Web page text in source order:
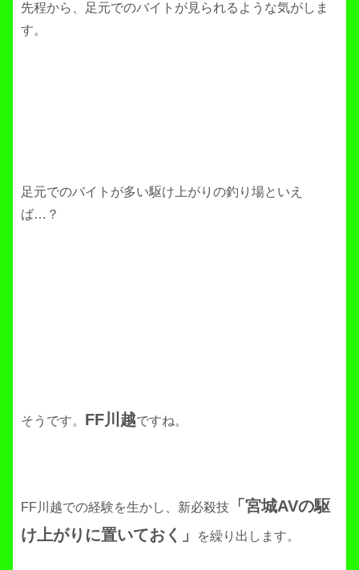
先程から、足元でのバイトが見られるような気がしま
す。
足元でのバイトが多い駆け上がりの釣り場といえ
ば…？
そうです。 FF川越ですね。
FF川越での経験を生かし、新必殺技
「宮城AVの駆
け上がりに置いておく」
を繰り出します。